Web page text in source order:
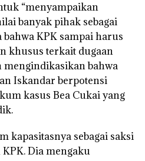
“menyampaikan
banyak pihak sebagai
KPK sampai harus
khusus terkait dugaan
bahwa
Iskandar berpotensi
kasus Bea Cukai yang
kapasitasnya sebagai saksi
Dia mengaku